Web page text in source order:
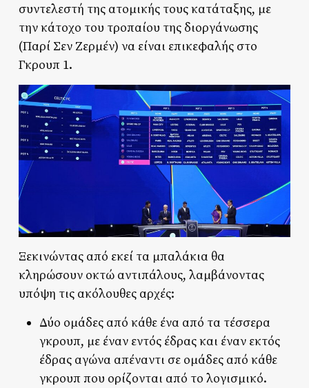
συντελεστή της ατομικής τους κατάταξης, με
την κάτοχο του τροπαίου της διοργάνωσης
(Παρί Σεν Ζερμέν) να είναι επικεφαλής στο
Γκρουπ 1.
Ξεκινώντας από εκεί τα μπαλάκια θα
κληρώσουν οκτώ αντιπάλους, λαμβάνοντας
υπόψη τις ακόλουθες αρχές:
Δύο ομάδες από κάθε ένα από τα τέσσερα
γκρουπ, με έναν εντός έδρας και έναν εκτός
έδρας αγώνα απέναντι σε ομάδες από κάθε
γκρουπ που ορίζονται από το λογισμικό.